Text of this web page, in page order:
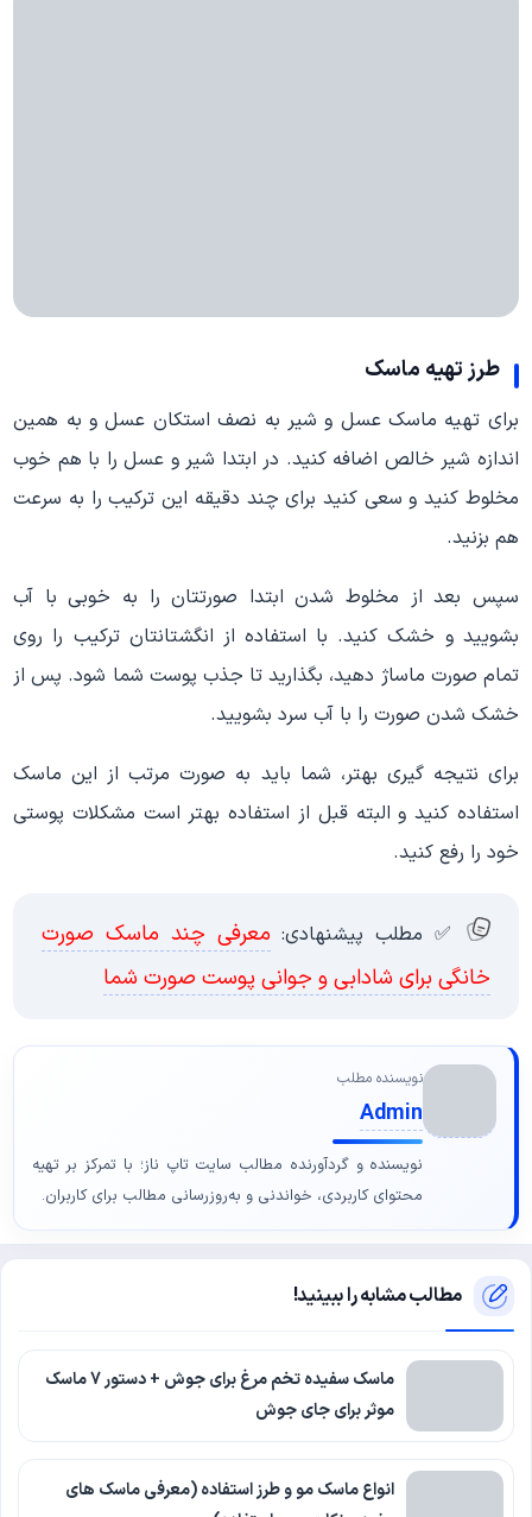
طرز تهیه ماسک
برای تهیه ماسک عسل و شیر به نصف استکان عسل و به همین
اندازه شیر خالص اضافه کنید. در ابتدا شیر و عسل را با هم خوب
مخلوط کنید و سعی کنید برای چند دقیقه این ترکیب را به سرعت
هم بزنید.
سپس بعد از مخلوط شدن ابتدا صورتتان را به خوبی با آب
بشویید و خشک کنید. با استفاده از انگشتانتان ترکیب را روی
تمام صورت ماساژ دهید، بگذارید تا جذب پوست شما شود. پس از
خشک شدن صورت را با آب سرد بشویید.
برای نتیجه گیری بهتر، شما باید به صورت مرتب از این ماسک
استفاده کنید و البته قبل از استفاده بهتر است مشکلات پوستی
خود را رفع کنید.
✅ مطلب پیشنهادی: معرفی چند ماسک صورت
خانگی برای شادابی و جوانی پوست صورت شما
نویسنده مطلب
Admin
نویسنده و گردآورنده مطالب سایت تاپ ناز؛ با تمرکز بر تهیه
محتوای کاربردی، خواندنی و به‌روزرسانی مطالب برای کاربران.
مطالب مشابه را ببینید!
ماسک سفیده تخم مرغ برای جوش + دستور 7 ماسک
موثر برای جای جوش
انواع ماسک مو و طرز استفاده (معرفی ماسک های